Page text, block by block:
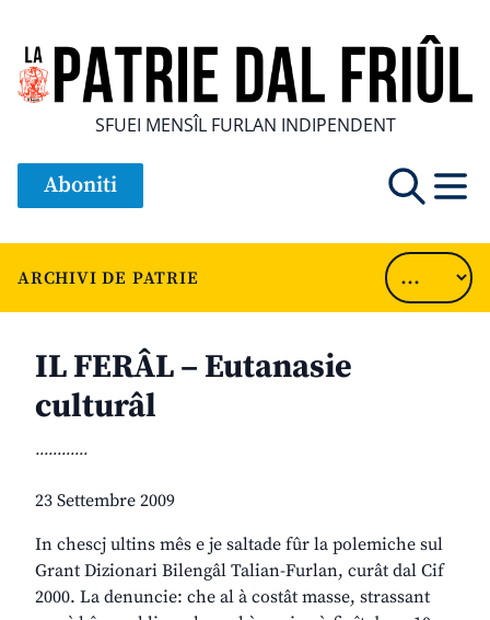
SFUEI MENSÎL FURLAN INDIPENDENT
Aboniti
ARCHIVI DE PATRIE
IL FERÂL – Eutanasie
culturâl
............
23 Settembre 2009
In chescj ultins mês e je saltade fûr la polemiche sul
Grant Dizionari Bilengâl Talian-Furlan, curât dal Cif
2000. La denuncie: che al à costât masse, strassant